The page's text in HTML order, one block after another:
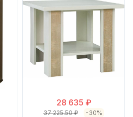
28 635 ₽
37 225.50 ₽ -30%